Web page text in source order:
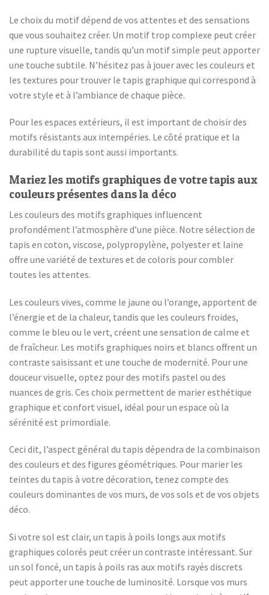
Le choix du motif dépend de vos attentes et des sensations
que vous souhaitez créer. Un motif trop complexe peut créer
une rupture visuelle, tandis qu’un motif simple peut apporter
une touche subtile. N’hésitez pas à jouer avec les couleurs et
les textures pour trouver le tapis graphique qui correspond à
votre style et à l’ambiance de chaque pièce.
Pour les espaces extérieurs, il est important de choisir des
motifs résistants aux intempéries. Le côté pratique et la
durabilité du tapis sont aussi importants.
Mariez les motifs graphiques de votre tapis aux
couleurs présentes dans la déco
Les couleurs des motifs graphiques influencent
profondément l’atmosphère d’une pièce. Notre sélection de
tapis en coton, viscose, polypropylène, polyester et laine
offre une variété de textures et de coloris pour combler
toutes les attentes.
Les couleurs vives, comme le jaune ou l’orange, apportent de
l’énergie et de la chaleur, tandis que les couleurs froides,
comme le bleu ou le vert, créent une sensation de calme et
de fraîcheur. Les motifs graphiques noirs et blancs offrent un
contraste saisissant et une touche de modernité. Pour une
douceur visuelle, optez pour des motifs pastel ou des
nuances de gris. Ces choix permettent de marier esthétique
graphique et confort visuel, idéal pour un espace où la
sérénité est primordiale.
Ceci dit, l’aspect général du tapis dépendra de la combinaison
des couleurs et des figures géométriques. Pour marier les
teintes du tapis à votre décoration, tenez compte des
couleurs dominantes de vos murs, de vos sols et de vos objets
déco.
Si votre sol est clair, un tapis à poils longs aux motifs
graphiques colorés peut créer un contraste intéressant. Sur
un sol foncé, un tapis à poils ras aux motifs rayés discrets
peut apporter une touche de luminosité. Lorsque vos murs